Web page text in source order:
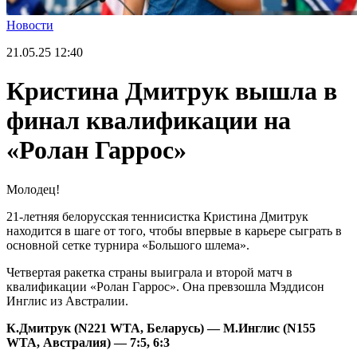
Новости
21.05.25 12:40
Кристина Дмитрук вышла в
финал квалификации на
«Ролан Гаррос»
Молодец!
21-летняя белорусская теннисистка Кристина Дмитрук
находится в шаге от того, чтобы впервые в карьере сыграть в
основной сетке турнира «Большого шлема».
Четвертая ракетка страны выиграла и второй матч в
квалификации «Ролан Гаррос». Она превзошла Мэддисон
Инглис из Австралии.
К.Дмитрук (N221 WTA, Беларусь) — М.Инглис (N155
WTA, Австралия) — 7:5, 6:3